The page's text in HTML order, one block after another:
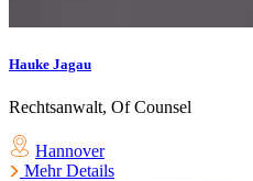
Hauke Jagau
Rechtsanwalt, Of Counsel
Hannover
Mehr Details